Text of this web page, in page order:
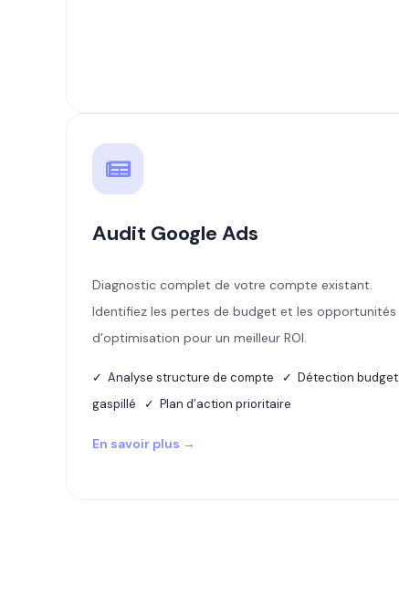
Audit Google Ads
Diagnostic complet de votre compte existant.
Identifiez les pertes de budget et les opportunités
d’optimisation pour un meilleur ROI.
✓ Analyse structure de compte ✓ Détection budget
gaspillé ✓ Plan d’action prioritaire
En savoir plus →